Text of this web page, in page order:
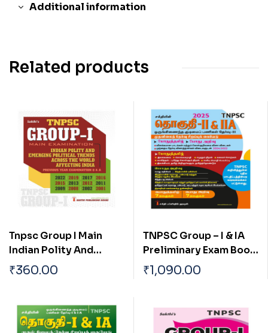
Additional information
Related products
Tnpsc Group I Main
Indian Polity And
Emerging Political
₹360.00
TNPSC Group – I & IA
Preliminary Exam Book
(General Studies)
Based on School Text
₹1,090.00